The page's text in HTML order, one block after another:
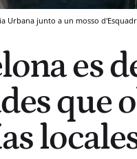
Urbana junto a un mosso
es
que